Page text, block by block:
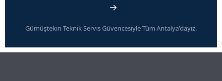
→
Gümüştekin Teknik Servis Güvencesiyle Tüm Antalya'dayız.